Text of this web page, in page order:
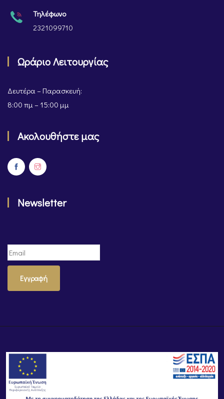
Τηλέφωνο
2321099710
Ωράριο Λειτουργίας
Δευτέρα – Παρασκευή:
8:00 πμ – 15:00 μμ
Ακολουθήστε μας
Newsletter
Εγγραφή